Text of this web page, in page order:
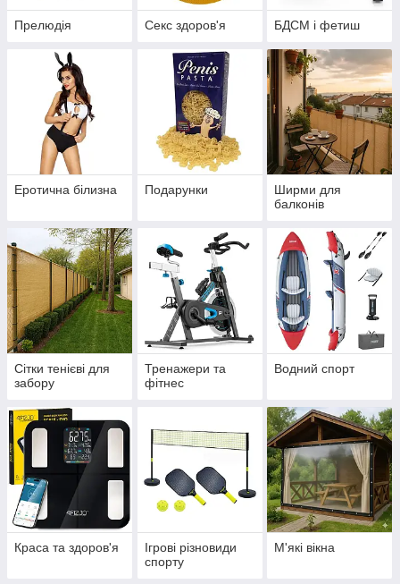
Прелюдія Секс здоров'я БДСМ і фетиш
Еротична білизна Подарунки
Ширми для
балконів
Сітки тенієві для
забору
Тренажери та
фітнес
Водний спорт
Краса та здоров'я
Ігрові різновиди
спорту
М'які вікна